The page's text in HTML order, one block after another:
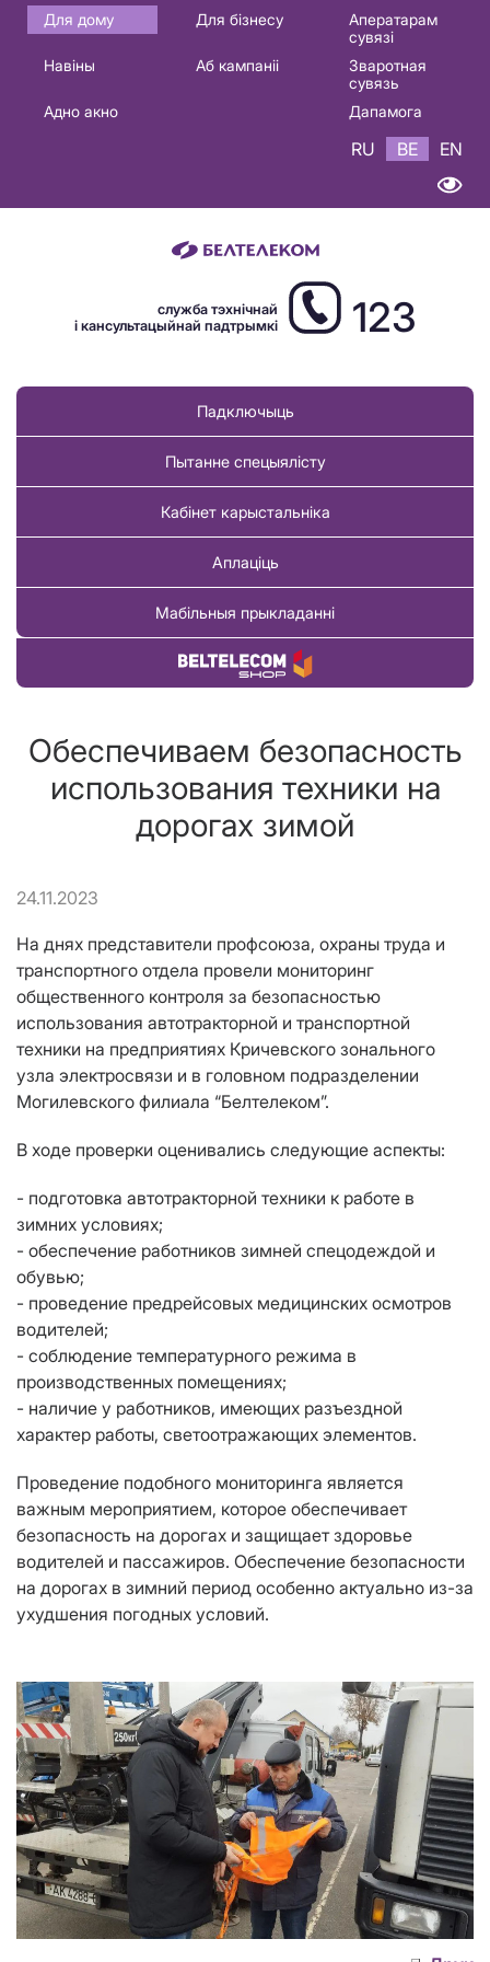
Основная
навигация
Для дому Для бізнесу
Аператарам
сувязі
Навіны
Аб кампаніі
Зваротная
сувязь
Адно акно
Дапамога
RU BE EN
служба тэхнічнай
і кансультацыйнай падтрымкі
123
Падключыць
Пытанне спецыялісту
Кабінет карыстальніка
Аплаціць
Мабільныя прыкладанні
Купіць тавар
Обеспечиваем безопасность
использования техники на
дорогах зимой
24.11.2023
На днях представители профсоюза, охраны труда и
транспортного отдела провели мониторинг
общественного контроля за безопасностью
использования автотракторной и транспортной
техники на предприятиях Кричевского зонального
узла электросвязи и в головном подразделении
Могилевского филиала “Белтелеком”.
В ходе проверки оценивались следующие аспекты:
- подготовка автотракторной техники к работе в
зимних условиях;
- обеспечение работников зимней спецодеждой и
обувью;
- проведение предрейсовых медицинских осмотров
водителей;
- соблюдение температурного режима в
производственных помещениях;
- наличие у работников, имеющих разъездной
характер работы, светоотражающих элементов.
Проведение подобного мониторинга является
важным мероприятием, которое обеспечивает
безопасность на дорогах и защищает здоровье
водителей и пассажиров. Обеспечение безопасности
на дорогах в зимний период особенно актуально из-за
ухудшения погодных условий.